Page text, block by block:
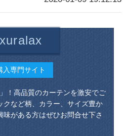
入専門サイト
！高品質のカーテンを激安でご
クなど柄、カラー、サイズ豊か
がある方はぜひお問合せ下さ